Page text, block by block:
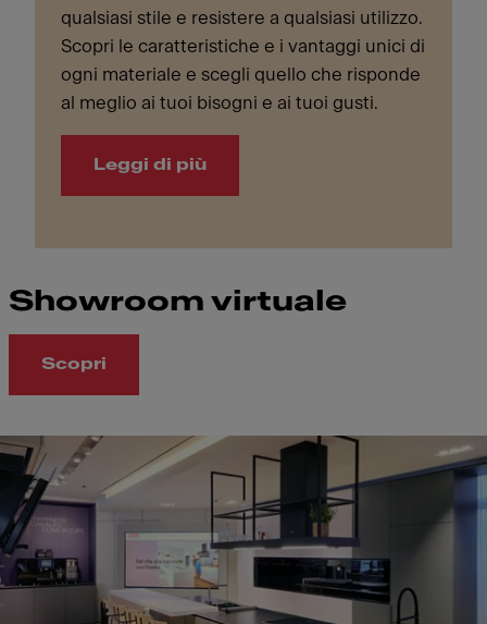
qualsiasi stile e resistere a qualsiasi utilizzo.
Scopri le caratteristiche e i vantaggi unici di
ogni materiale e scegli quello che risponde
al meglio ai tuoi bisogni e ai tuoi gusti.
Leggi di più
Showroom virtuale
Scopri